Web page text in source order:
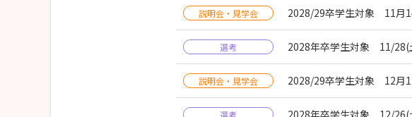
説明会・見学会 2028/29卒学生対象 11月
選考 2028年卒学生対象 11/28(
説明会・見学会 2028/29卒学生対象 12月
選考 2028年卒学生対象 12/26(